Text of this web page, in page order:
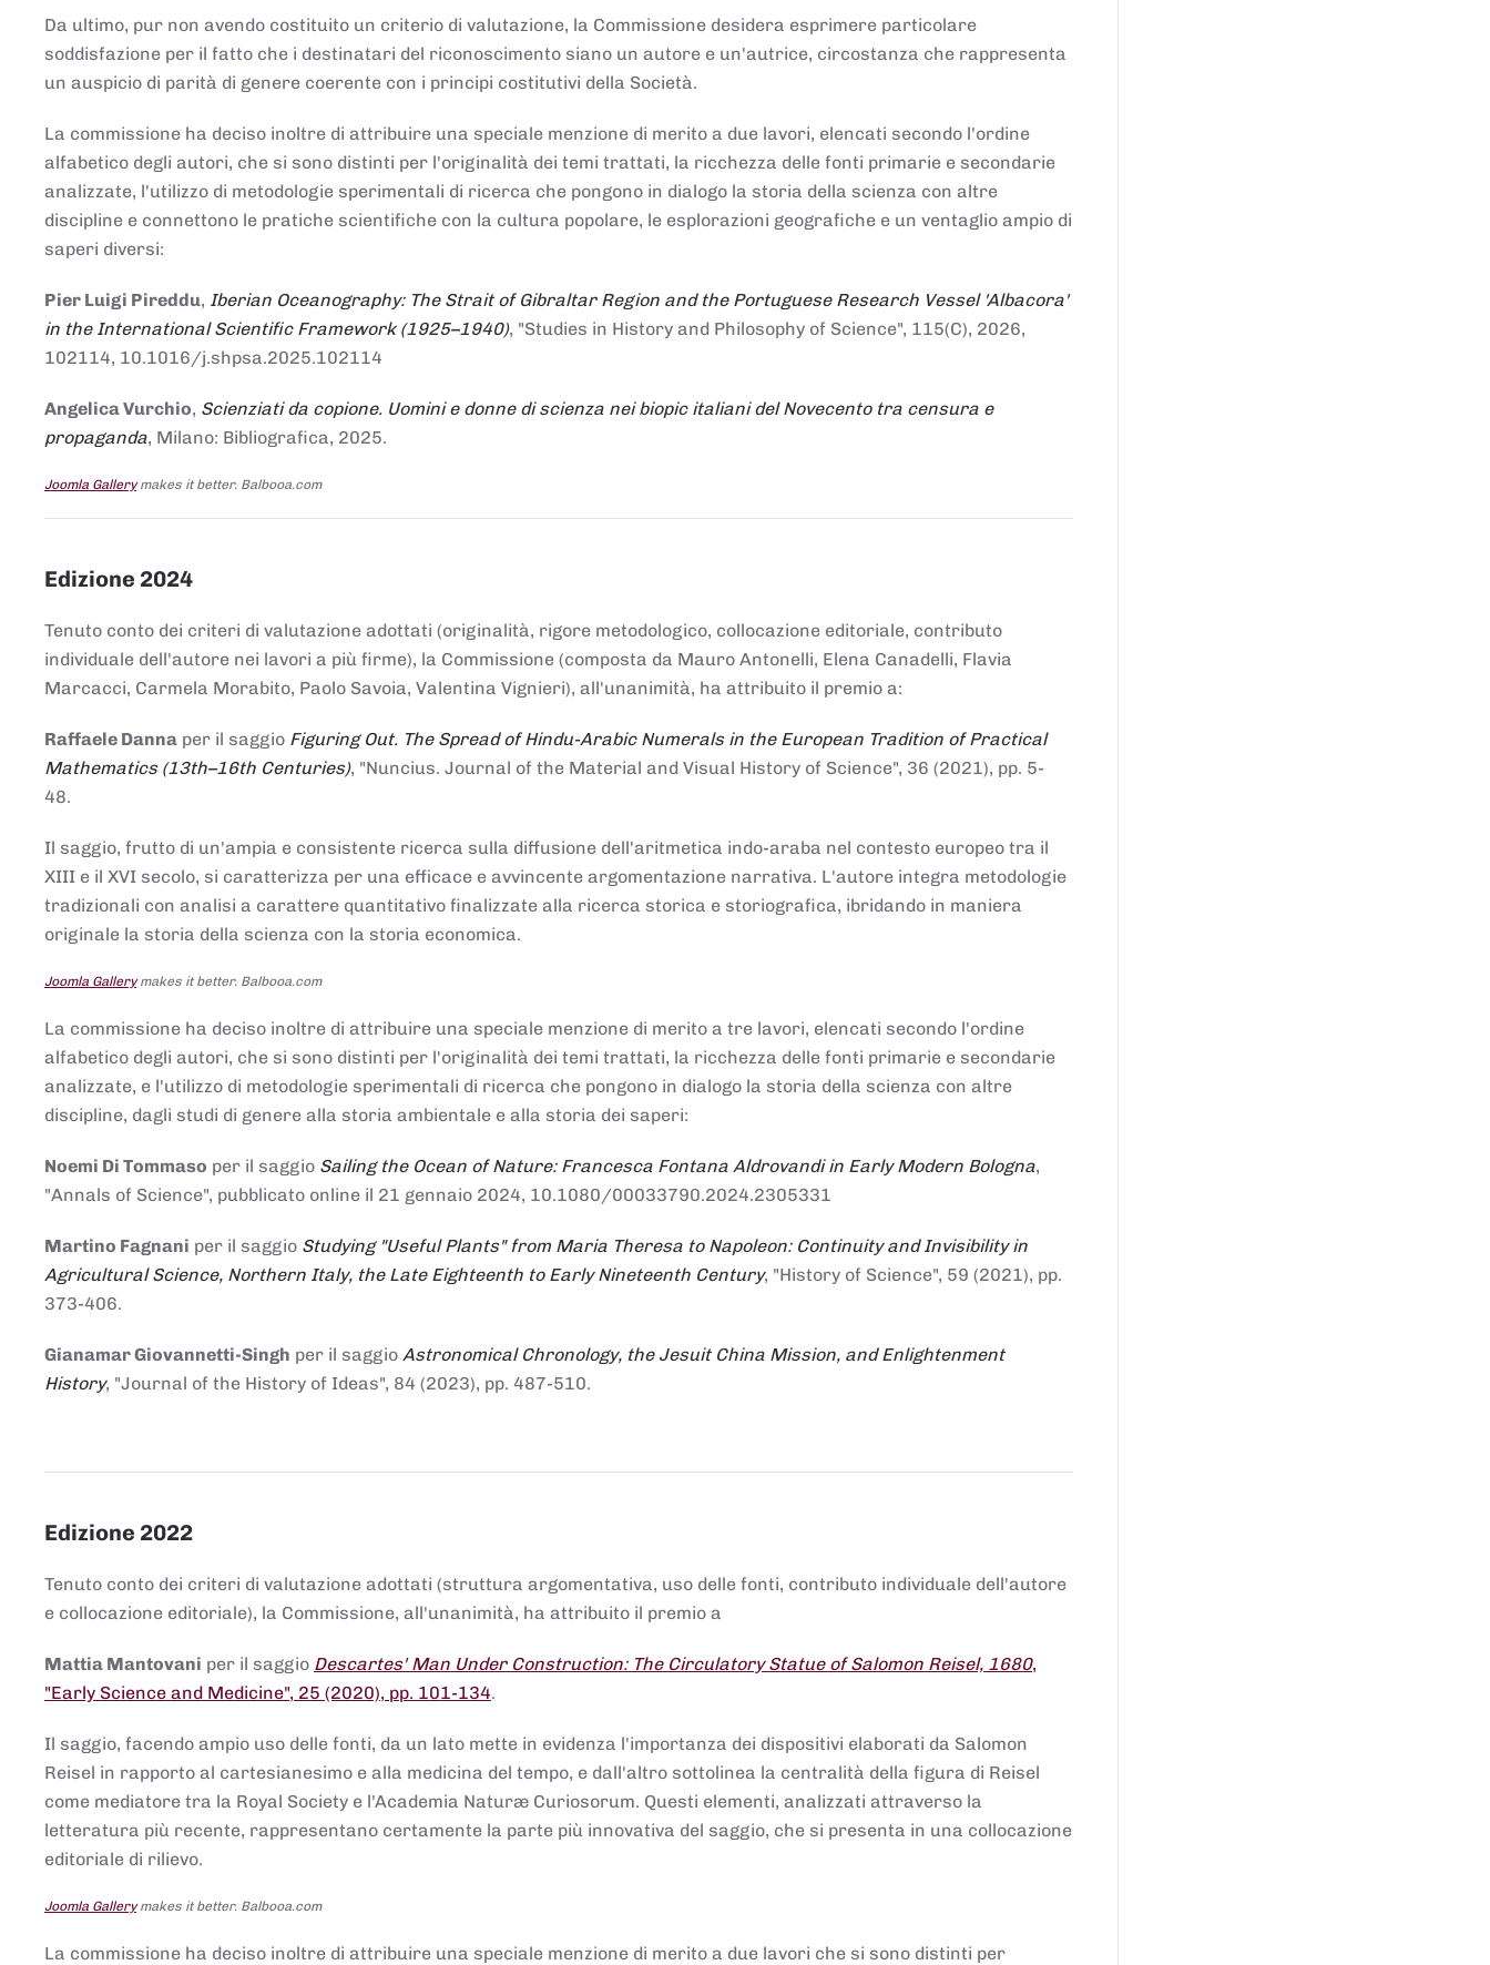
Da ultimo, pur non avendo costituito un criterio di valutazione, la Commissione desidera esprimere particolare
soddisfazione per il fatto che i destinatari del riconoscimento siano un autore e un'autrice, circostanza che rappresenta
un auspicio di parità di genere coerente con i principi costitutivi della Società.
La commissione ha deciso inoltre di attribuire una speciale menzione di merito a due lavori, elencati secondo l'ordine
alfabetico degli autori, che si sono distinti per l'originalità dei temi trattati, la ricchezza delle fonti primarie e secondarie
analizzate, l'utilizzo di metodologie sperimentali di ricerca che pongono in dialogo la storia della scienza con altre
discipline e connettono le pratiche scientifiche con la cultura popolare, le esplorazioni geografiche e un ventaglio ampio di
saperi diversi:
Pier Luigi Pireddu, Iberian Oceanography: The Strait of Gibraltar Region and the Portuguese Research Vessel 'Albacora'
in the International Scientific Framework (1925–1940), "Studies in History and Philosophy of Science", 115(C), 2026,
102114, 10.1016/j.shpsa.2025.102114
Angelica Vurchio, Scienziati da copione. Uomini e donne di scienza nei biopic italiani del Novecento tra censura e
propaganda, Milano: Bibliografica, 2025.
Joomla Gallerymakes it better. Balbooa.com
Edizione 2024
Tenuto conto dei criteri di valutazione adottati (originalità, rigore metodologico, collocazione editoriale, contributo
individuale dell'autore nei lavori a più firme), la Commissione (composta da Mauro Antonelli, Elena Canadelli, Flavia
Marcacci, Carmela Morabito, Paolo Savoia, Valentina Vignieri), all'unanimità, ha attribuito il premio a:
Raffaele Danna per il saggio Figuring Out. The Spread of Hindu-Arabic Numerals in the European Tradition of Practical
Mathematics (13th–16th Centuries), "Nuncius. Journal of the Material and Visual History of Science", 36 (2021), pp. 5-
48.
Il saggio, frutto di un'ampia e consistente ricerca sulla diffusione dell'aritmetica indo-araba nel contesto europeo tra il
XIII e il XVI secolo, si caratterizza per una efficace e avvincente argomentazione narrativa. L'autore integra metodologie
tradizionali con analisi a carattere quantitativo finalizzate alla ricerca storica e storiografica, ibridando in maniera
originale la storia della scienza con la storia economica.
Joomla Gallerymakes it better. Balbooa.com
La commissione ha deciso inoltre di attribuire una speciale menzione di merito a tre lavori, elencati secondo l'ordine
alfabetico degli autori, che si sono distinti per l'originalità dei temi trattati, la ricchezza delle fonti primarie e secondarie
analizzate, e l'utilizzo di metodologie sperimentali di ricerca che pongono in dialogo la storia della scienza con altre
discipline, dagli studi di genere alla storia ambientale e alla storia dei saperi:
Noemi Di Tommaso per il saggio Sailing the Ocean of Nature: Francesca Fontana Aldrovandi in Early Modern Bologna,
"Annals of Science", pubblicato online il 21 gennaio 2024, 10.1080/00033790.2024.2305331
Martino Fagnani per il saggio Studying "Useful Plants" from Maria Theresa to Napoleon: Continuity and Invisibility in
Agricultural Science, Northern Italy, the Late Eighteenth to Early Nineteenth Century, "History of Science", 59 (2021), pp.
373-406.
Gianamar Giovannetti-Singh per il saggio Astronomical Chronology, the Jesuit China Mission, and Enlightenment
History, "Journal of the History of Ideas", 84 (2023), pp. 487-510.
Edizione 2022
Tenuto conto dei criteri di valutazione adottati (struttura argomentativa, uso delle fonti, contributo individuale dell'autore
e collocazione editoriale), la Commissione, all'unanimità, ha attribuito il premio a
Mattia Mantovani per il saggio Descartes' Man Under Construction: The Circulatory Statue of Salomon Reisel, 1680,
"Early Science and Medicine", 25 (2020), pp. 101-134.
Il saggio, facendo ampio uso delle fonti, da un lato mette in evidenza l'importanza dei dispositivi elaborati da Salomon
Reisel in rapporto al cartesianesimo e alla medicina del tempo, e dall'altro sottolinea la centralità della figura di Reisel
come mediatore tra la Royal Society e l'Academia Naturæ Curiosorum. Questi elementi, analizzati attraverso la
letteratura più recente, rappresentano certamente la parte più innovativa del saggio, che si presenta in una collocazione
editoriale di rilievo.
Joomla Gallerymakes it better. Balbooa.com
La commissione ha deciso inoltre di attribuire una speciale menzione di merito a due lavori che si sono distinti per